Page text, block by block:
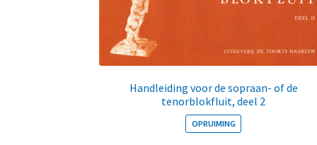
Handleiding voor de sopraan- of de
tenorblokfluit, deel 2
OPRUIMING